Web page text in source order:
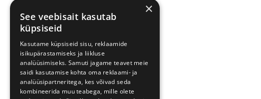
×
See veebisait kasutab
küpsiseid
Kasutame küpsiseid sisu, reklaamide
isikupärastamiseks ja liikluse
analüüsimiseks. Samuti jagame teavet meie
saidi kasutamise kohta oma reklaami- ja
analüüsipartneritega, kes võivad seda
kombineerida muu teabega, mille olete